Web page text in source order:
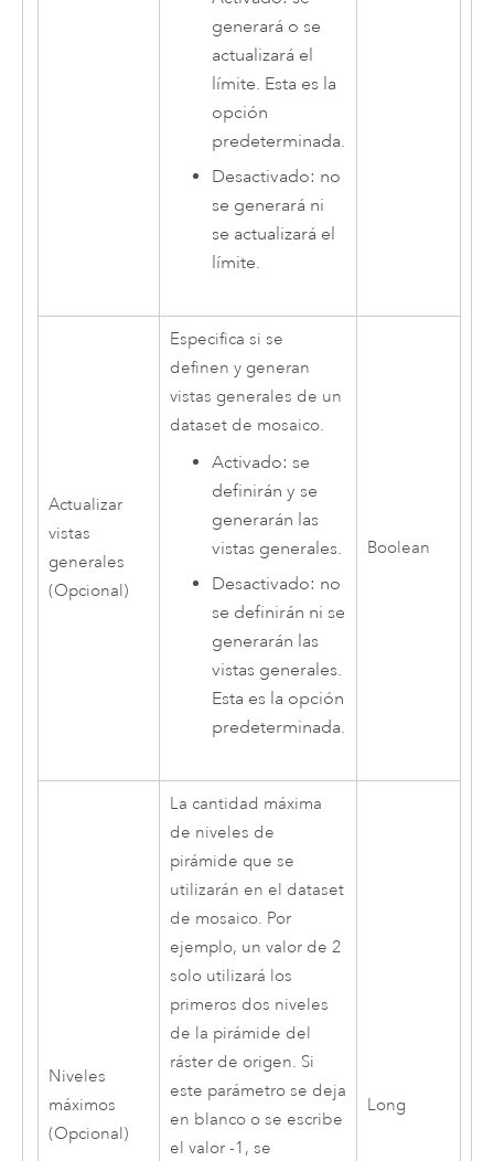
generará o se
actualizará el
límite. Esta es la
opción
predeterminada.
Desactivado: no
se generará ni
se actualizará el
límite.
Actualizar
vistas
generales
(Opcional)
Especifica si se
definen y generan
vistas generales de un
dataset de mosaico.
Activado: se
definirán y se
generarán las
vistas generales.
Desactivado: no
se definirán ni se
generarán las
vistas generales.
Esta es la opción
predeterminada.
Boolean
Niveles
máximos
(Opcional)
La cantidad máxima
de niveles de
pirámide que se
utilizarán en el dataset
de mosaico. Por
ejemplo, un valor de 2
solo utilizará los
primeros dos niveles
de la pirámide del
ráster de origen. Si
este parámetro se deja
en blanco o se escribe
el valor -1, se
Long